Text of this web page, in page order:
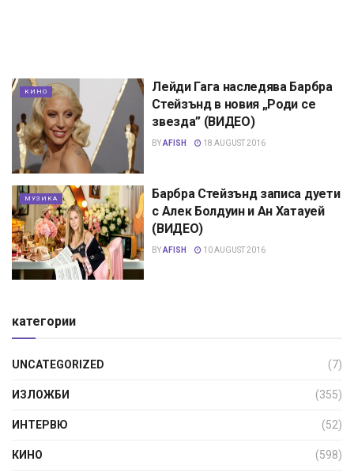
КИНО
Лейди Гага наследява Барбра
Стейзънд в новия „Роди се
звезда” (ВИДЕО)
BYAFISH 18 AUGUST 2016
МУЗИКА
Барбра Стейзънд записа дуети
с Алек Болдуин и Ан Хатауей
(ВИДЕО)
BYAFISH 10 AUGUST 2016
категории
UNCATEGORIZED (7)
ИЗЛОЖБИ (355)
ИНТЕРВЮ (52)
КИНО (598)